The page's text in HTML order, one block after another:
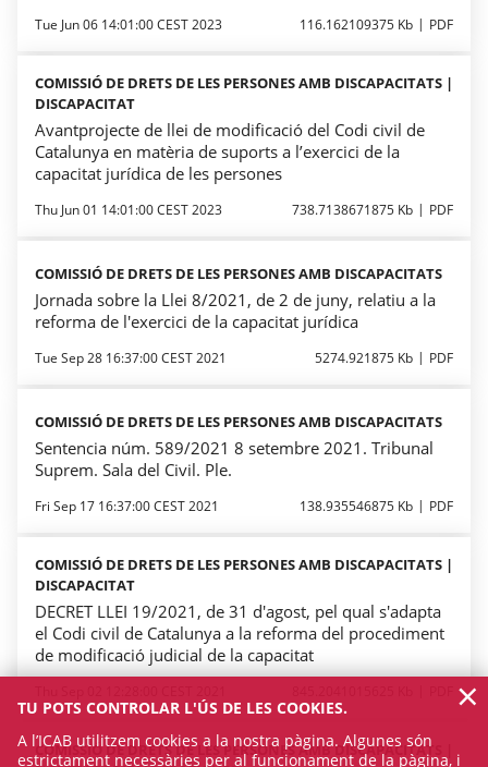
Tue Jun 06 14:01:00 CEST 2023 116.162109375 Kb PDF
COMISSIÓ DE DRETS DE LES PERSONES AMB DISCAPACITATS |
DISCAPACITAT
Avantprojecte de llei de modificació del Codi civil de
Catalunya en matèria de suports a l’exercici de la
capacitat jurídica de les persones
Thu Jun 01 14:01:00 CEST 2023 738.7138671875 Kb PDF
COMISSIÓ DE DRETS DE LES PERSONES AMB DISCAPACITATS
Jornada sobre la Llei 8/2021, de 2 de juny, relatiu a la
reforma de l'exercici de la capacitat jurídica
Tue Sep 28 16:37:00 CEST 2021 5274.921875 Kb PDF
COMISSIÓ DE DRETS DE LES PERSONES AMB DISCAPACITATS
Sentencia núm. 589/2021 8 setembre 2021. Tribunal
Suprem. Sala del Civil. Ple.
Fri Sep 17 16:37:00 CEST 2021 138.935546875 Kb PDF
COMISSIÓ DE DRETS DE LES PERSONES AMB DISCAPACITATS |
DISCAPACITAT
DECRET LLEI 19/2021, de 31 d'agost, pel qual s'adapta
el Codi civil de Catalunya a la reforma del procediment
de modificació judicial de la capacitat
COMISSIÓ DE DRETS DE LES PERSONES AMB DISCAPACITATS |
TU POTS CONTROLAR L'ÚS DE LES COOKIES.
A l’ICAB utilitzem cookies a la nostra pàgina. Algunes són
estrictament necessàries per al funcionament de la pàgina, i
×